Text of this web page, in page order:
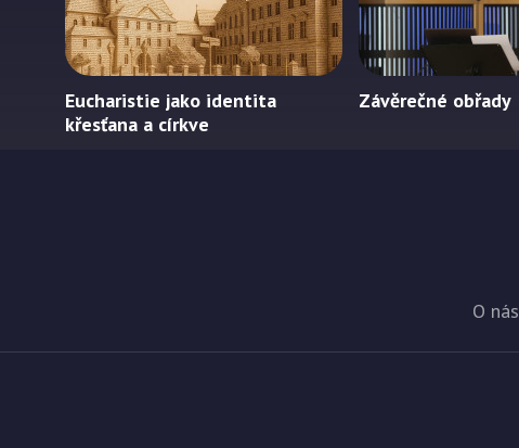
Eucharistie jako identita
křesťana a církve
Závěrečné obřady
O nás